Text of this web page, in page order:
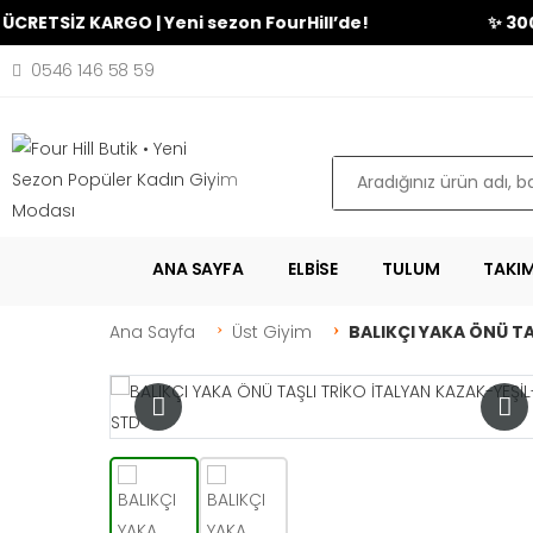
KARGO | Yeni sezon FourHill’de! ✨ 3000₺
0546 146 58 59
Ara
ANA SAYFA ELBISE TULUM
Ana Sayfa Üst Giyim BALIKÇI YAKA ÖNÜ